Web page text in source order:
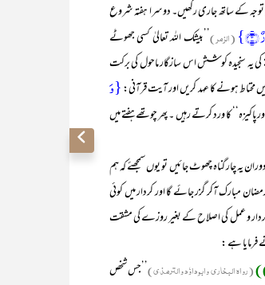
کے ساتھ جاری رکھیں۔ دوسرا ہفتہ شروع
(الزمر) ’’بیشک اللہ تعالیٰ کسی جھوٹے
کی یہ سنجیدہ کوشش اس سازگار ماحول کی برکت
ہونے کا عہد کریں اور آیت قرآنی:{وَ
کا ورد کرتے رہیں ۔ پھر چوتھے ہفتے میں
یہ چار گناہ چھوٹ جائیں تو یوں سمجھئے کہ ہم
مبارک آکر گزر جائے گا اور کردار میں کوئی
کردار و عمل کی اصلاح کے بغیر روزے کی مشقت
فرمایا ہے :
(رواہ البخاری وابوداوٗد والترمذی) ’’جس شخص